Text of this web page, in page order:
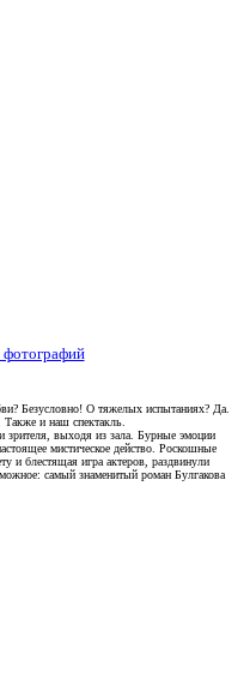
Безусловно! О тяжелых испытаниях? Да.
и наш спектакль.
выходя из зала. Бурные эмоции
мистическое действо. Роскошные
и блестящая игра актеров, раздвинули
самый знаменитый роман Булгакова